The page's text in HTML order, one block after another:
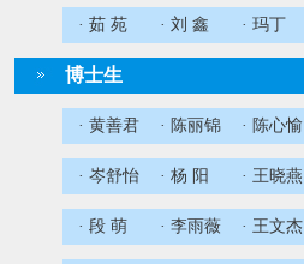
· 茹 苑 · 刘 鑫 · 玛丁
博士生
· 黄善君 · 陈丽锦 · 陈心愉
· 岑舒怡 · 杨 阳 · 王晓燕
· 段 萌 · 李雨薇 · 王文杰